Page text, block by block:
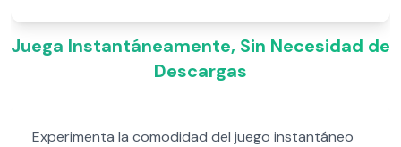
Juega Instantáneamente, Sin Necesidad de
Descargas
Experimenta la comodidad del juego instantáneo